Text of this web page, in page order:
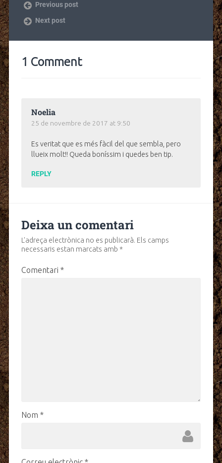
Previous post
Next post
1 Comment
Noelia
25 de novembre de 2017 at 9:50
Es veritat que es més fàcil del que sembla, pero
llueix molt!! Queda boníssim i quedes ben tip.
REPLY
Deixa un comentari
L'adreça electrònica no es publicarà. Els camps
necessaris estan marcats amb *
Comentari *
Nom *